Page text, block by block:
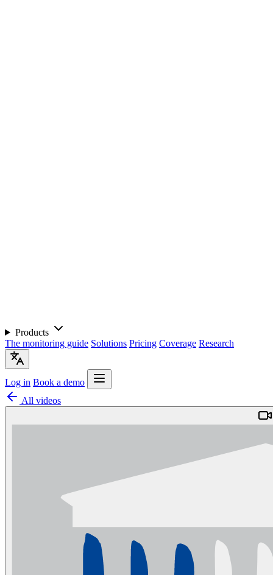
Products
The monitoring guide Solutions Pricing Coverage Research
Log in Book a demo
All videos